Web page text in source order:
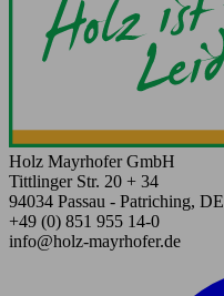
Holz Mayrhofer GmbH
Tittlinger Str. 20 + 34
94034 Passau - Patriching, DE
+49 (0) 851 955 14-0
info@holz-mayrhofer.de